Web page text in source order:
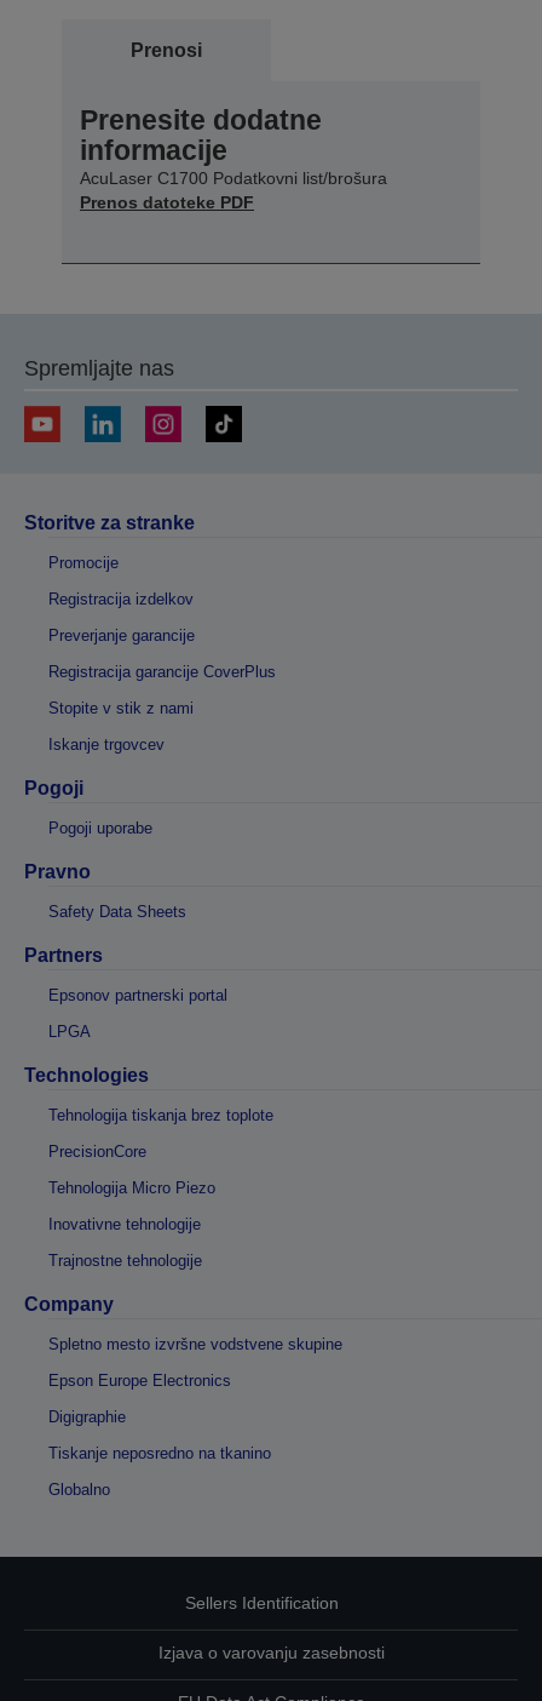
Prenosi
Prenesite dodatne
informacije
AcuLaser C1700 Podatkovni list/brošura
Prenos datoteke PDF
Spremljajte nas
Storitve za stranke
Promocije
Registracija izdelkov
Preverjanje garancije
Registracija garancije CoverPlus
Stopite v stik z nami
Iskanje trgovcev
Pogoji
Pogoji uporabe
Pravno
Safety Data Sheets
Partners
Epsonov partnerski portal
LPGA
Technologies
Tehnologija tiskanja brez toplote
PrecisionCore
Tehnologija Micro Piezo
Inovativne tehnologije
Trajnostne tehnologije
Company
Spletno mesto izvršne vodstvene skupine
Epson Europe Electronics
Digigraphie
Tiskanje neposredno na tkanino
Globalno
Sellers Identification
Izjava o varovanju zasebnosti